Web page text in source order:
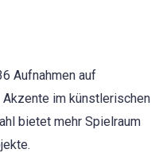
Aufnahmen auf
im künstlerischen
bietet mehr Spielraum